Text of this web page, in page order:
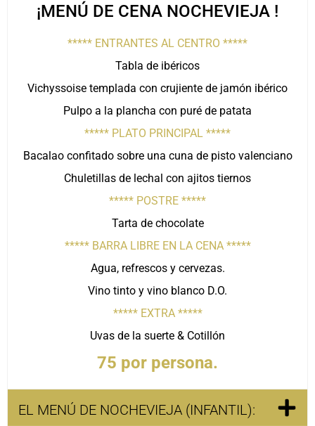
¡MENÚ DE CENA NOCHEVIEJA !
***** ENTRANTES AL CENTRO *****
Tabla de ibéricos
Vichyssoise templada con crujiente de jamón ibérico
Pulpo a la plancha con puré de patata
***** PLATO PRINCIPAL *****
Bacalao confitado sobre una cuna de pisto valenciano
Chuletillas de lechal con ajitos tiernos
***** POSTRE *****
Tarta de chocolate
***** BARRA LIBRE EN LA CENA *****
Agua, refrescos y cervezas.
Vino tinto y vino blanco D.O.
***** EXTRA *****
Uvas de la suerte & Cotillón
75 por persona.
EL MENÚ DE NOCHEVIEJA (INFANTIL):